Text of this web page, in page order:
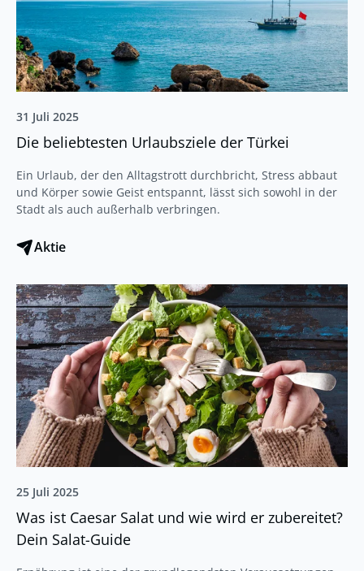
31 Juli 2025
Die beliebtesten Urlaubsziele der Türkei
Ein Urlaub, der den Alltagstrott durchbricht, Stress abbaut
und Körper sowie Geist entspannt, lässt sich sowohl in der
Stadt als auch außerhalb verbringen.
Aktie
25 Juli 2025
Was ist Caesar Salat und wie wird er zubereitet?
Dein Salat-Guide